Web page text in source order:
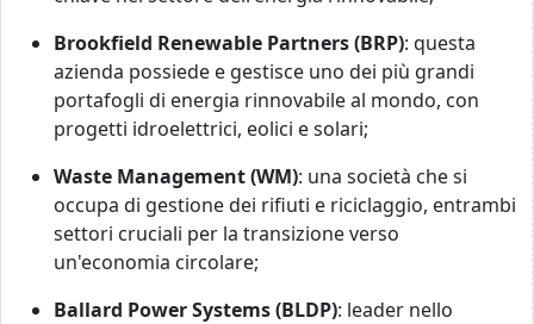
Brookfield Renewable Partners (BRP): questa
azienda possiede e gestisce uno dei più grandi
portafogli di energia rinnovabile al mondo, con
progetti idroelettrici, eolici e solari;
Waste Management (WM): una società che si
occupa di gestione dei rifiuti e riciclaggio, entrambi
settori cruciali per la transizione verso
un'economia circolare;
Ballard Power Systems (BLDP): leader nello